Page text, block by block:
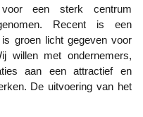
voor een sterk centrum
Recent is een
groen licht gegeven voor
willen met ondernemers,
aan een attractief en
De uitvoering van het